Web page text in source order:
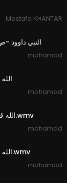
Mostafa KHANTAR
النبي داوود -ص- 16 ولِسَبَب مَا أَو لِأَسباب مَا يُقرأ وَصف
mohamad
الله
mohamad
الله قال أن النبي محمدد سيعود حلقة رقم 4 النسخة الثانية.wmv
mohamad
الله قال أن النبي محمد سيعود حلقة رقم 3 النسخة الثانية.wmv
mohamad